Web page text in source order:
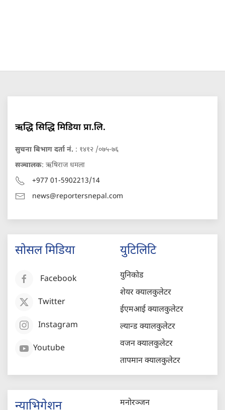
ऋद्धि सिद्धि मिडिया प्रा.लि.
सुचना बिभाग दर्ता नं. : १४१२ /०७५-७६
सञ्चालक: ऋषिराज धमला
+977 01-5902213/14
news@reportersnepal.com
सोसल मिडिया
Facebook
Twitter
Instagram
Youtube
युटिलिटि
युनिकोड
शेयर क्यालकुलेटर
ईएमआई क्यालकुलेटर
ल्यान्ड क्यालकुलेटर
वजन क्यालकुलेटर
तापमान क्यालकुलेटर
न्याभिगेशन मनोरञ्जन